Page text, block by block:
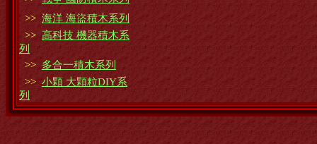
>> 海洋 海盜積木系列
>> 高科技 機器積木系
列
>> 多合一積木系列
>> 小顆 大顆粒DIY系
列